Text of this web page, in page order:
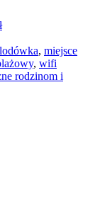
lodówka, miejsce
, wifi
rodzinom i